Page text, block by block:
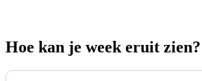
Hoe kan je week eruit zien?